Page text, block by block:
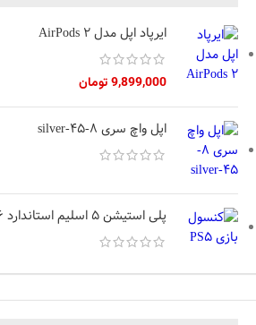
ایرپاد اپل مدل AirPods 2
9,899,000تومان
اپل واچ سری 8-45-silver
پلی استیشن 5 اسلیم استاندارد 2016